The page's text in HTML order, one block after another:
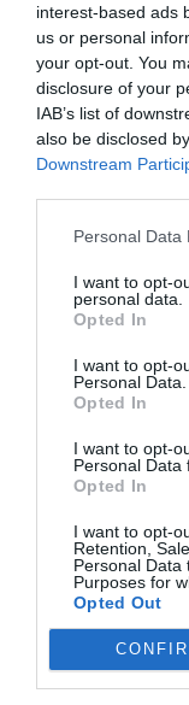
interest-based ads
us or personal
your opt-out. You
disclosure of your
IAB’s list of
also be disclosed
Downstream
Personal Data
I want to opt-
personal data.
Opted In
I want to opt-
Personal Data.
Opted In
I want to opt-
Personal Data
Opted In
I want to opt-
Retention,
Personal Data
Purposes for
Opted Out
sentido, los
un camino de
personas.
Miami en los
llevado
espiritual a
narra la historia
Espíritu Santo y
fe capaz de
Porque quien
encuentro.
ETIQUETAS: LIBROS
¿Te ha
Suscríbete a
en tu correo